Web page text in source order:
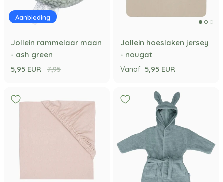
Aanbieding
Jollein rammelaar maan
- ash green
5,95 EUR
7,95
Jollein hoeslaken jersey
- nougat
Vanaf 5,95 EUR